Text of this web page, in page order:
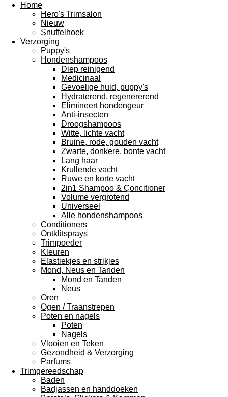
Home
Hero's Trimsalon
Nieuw
Snuffelhoek
Verzorging
Puppy's
Hondenshampoos
Diep reinigend
Medicinaal
Gevoelige huid, puppy's
Hydraterend, regenererend
Elimineert hondengeur
Anti-insecten
Droogshampoos
Witte, lichte vacht
Bruine, rode, gouden vacht
Zwarte, donkere, bonte vacht
Lang haar
Krullende vacht
Ruwe en korte vacht
2in1 Shampoo & Concitioner
Volume vergrotend
Universeel
Alle hondenshampoos
Conditioners
Ontklitsprays
Trimpoeder
Kleuren
Elastiekjes en strikjes
Mond, Neus en Tanden
Mond en Tanden
Neus
Oren
Ogen / Traanstrepen
Poten en nagels
Poten
Nagels
Vlooien en Teken
Gezondheid & Verzorging
Parfums
Trimgereedschap
Baden
Badjassen en handdoeken